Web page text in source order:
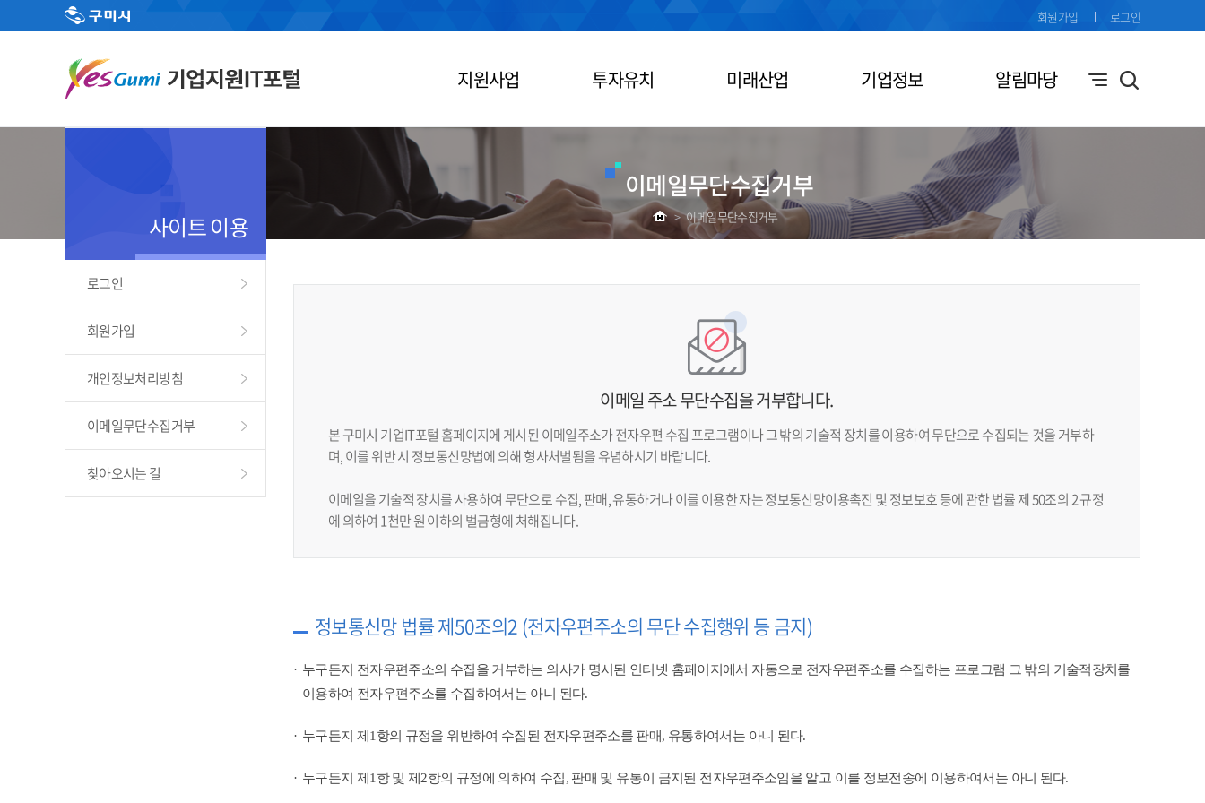
지원사업 투자유치 미래산업 기업정보 알림마당
회원가입 로그인
이메일무단수집거부
> 이메일무단수집거부
사이트 이용
로그인
회원가입
개인정보처리방침
이메일무단수집거부
찾아오시는 길
이메일 주소 무단수집을 거부합니다.
본 구미시 기업IT포털 홈페이지에 게시된 이메일주소가 전자우편 수집 프로그램이나 그 밖의 기술적 장치를 이용하여 무단으로 수집되는 것을 거부하
며, 이를 위반 시 정보통신망법에 의해 형사처벌됨을 유념하시기 바랍니다.
이메일을 기술적 장치를 사용하여 무단으로 수집, 판매, 유통하거나 이를 이용한 자는 정보통신망이용촉진 및 정보보호 등에 관한 법률 제 50조의 2 규정
에 의하여 1천만 원 이하의 벌금형에 처해집니다.
정보통신망 법률 제50조의2 (전자우편주소의 무단 수집행위 등 금지)
누구든지 전자우편주소의 수집을 거부하는 의사가 명시된 인터넷 홈페이지에서 자동으로 전자우편주소를 수집하는 프로그램 그 밖의 기술적장치를
이용하여 전자우편주소를 수집하여서는 아니 된다.
누구든지 제1항의 규정을 위반하여 수집된 전자우편주소를 판매, 유통하여서는 아니 된다.​
누구든지 제1항 및 제2항의 규정에 의하여 수집, 판매 및 유통이 금지된 전자우편주소임을 알고 이를 정보전송에 이용하여서는 아니 된다.